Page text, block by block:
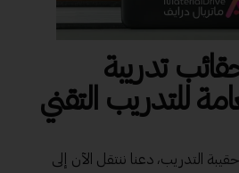
تدريبة
للتدريب التقني
التدريب، دعنا ننتقل الآن إلى